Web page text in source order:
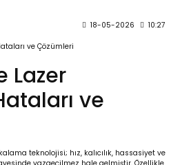
18-05-2026 10:27
Lazer
ve
teknolojisi; hız, kalıcılık, hassasiyet ve